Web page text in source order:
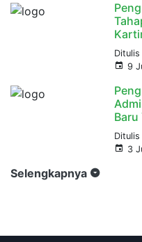
9
Baru
3
Selengkapnya